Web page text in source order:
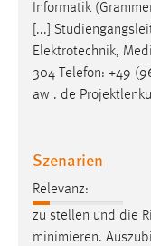
Informatik
[...]
Elektrotechnik,
304 Telefon: +49
aw . de
Szenarien
Relevanz:
zu stellen und die
minimieren.